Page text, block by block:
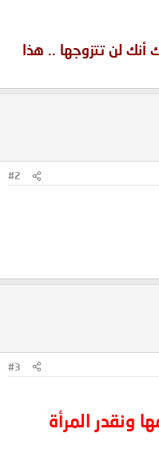
أنك لن تتزوجها .. هذا
#2
#3
ونقدر المرأة